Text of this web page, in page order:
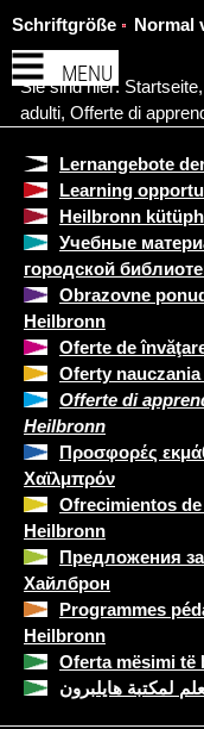
MENU
Schriftgröße Normal
Sie sind hier: Startseite,
adulti, Offerte di
Lernangebote
Learning
Heilbronn
Учебные
городской
Obrazovne
Heilbronn
Oferte de
Oferty
Offerte di
Heilbronn
Προσφορές
Χαϊλμπρόν
Ofrecimientos
Heilbronn
Предложения
Хайлброн
Programmes
Heilbronn
Oferta mësimi të
لمكتبة هايلبرون